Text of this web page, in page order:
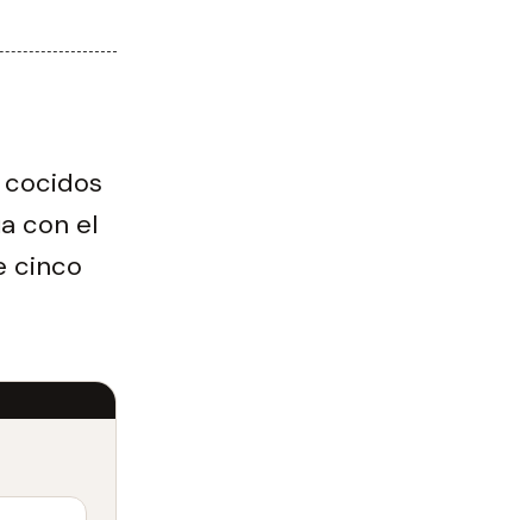
cocidos
con el
cinco